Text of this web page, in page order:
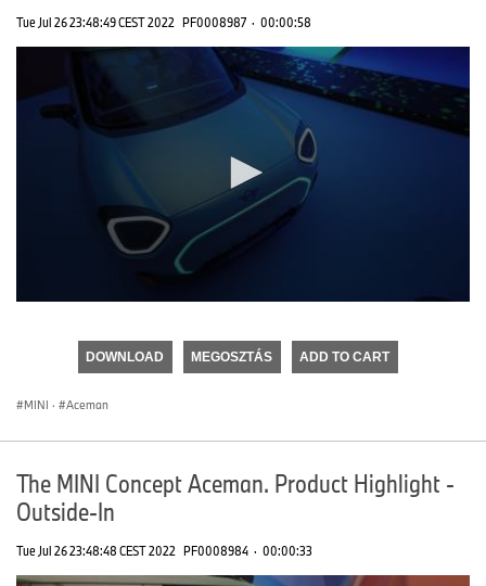
Tue Jul 26 23:48:49 CEST 2022 PF0008987 · 00:00:58
seconds
DOWNLOAD MEGOSZTÁS ADD TO CART
MINI · Aceman
The MINI Concept Aceman. Product Highlight -
Outside-In
Tue Jul 26 23:48:48 CEST 2022 PF0008984 · 00:00:33